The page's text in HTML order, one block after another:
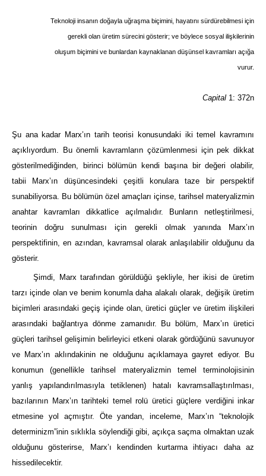
Teknoloji insanın doğayla uğraşma biçimini, hayatını sürdürebilmesi için
gerekli olan üretim sürecini gösterir; ve böylece sosyal ilişkilerinin
oluşum biçimini ve bunlardan kaynaklanan düşünsel kavramları açığa
vurur.
Capital 1: 372n
Şu ana kadar Marx’ın tarih teorisi konusundaki iki temel kavramını
açıklıyordum. Bu önemli kavramların çözümlenmesi için pek dikkat
gösterilmediğinden, birinci bölümün kendi başına bir değeri olabilir,
tabii Marx’ın düşüncesindeki çeşitli konulara taze bir perspektif
sunabiliyorsa. Bu bölümün özel amaçları içinse, tarihsel materyalizmin
anahtar kavramları dikkatlice açılmalıdır. Bunların netleştirilmesi,
teorinin doğru sunulması için gerekli olmak yanında Marx’ın
perspektifinin, en azından, kavramsal olarak anlaşılabilir olduğunu da
gösterir.
Şimdi, Marx tarafından görüldüğü şekliyle, her ikisi de üretim
tarzı içinde olan ve benim konumla daha alakalı olarak, değişik üretim
biçimleri arasındaki geçiş içinde olan, üretici güçler ve üretim ilişkileri
arasındaki bağlantıya dönme zamanıdır. Bu bölüm, Marx’ın üretici
güçleri tarihsel gelişimin belirleyici etkeni olarak gördüğünü savunuyor
ve Marx’ın aklındakinin ne olduğunu açıklamaya gayret ediyor. Bu
konumun (genellikle tarihsel materyalizmin temel terminolojisinin
yanlış yapılandırılmasıyla tetiklenen) hatalı kavramsallaştırılması,
bazılarının Marx’ın tarihteki temel rolü üretici güçlere verdiğini inkar
etmesine yol açmıştır. Öte yandan, inceleme, Marx’ın “teknolojik
determinizm”inin sıklıkla söylendiği gibi, açıkça saçma olmaktan uzak
olduğunu gösterirse, Marx’ı kendinden kurtarma ihtiyacı daha az
hissedilecektir.